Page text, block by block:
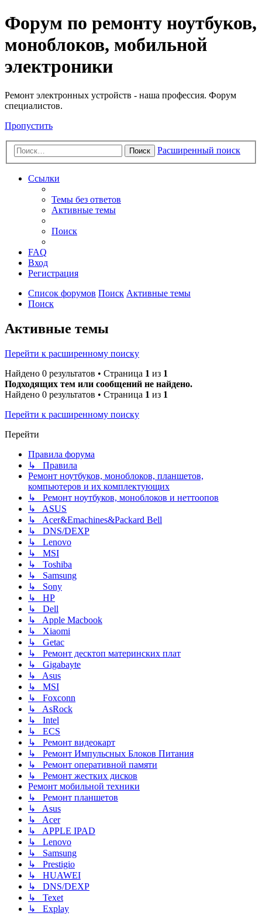
Регистрация
Форум по ремонту ноутбуков,
моноблоков, мобильной
электроники
Ремонт электронных устройств - наша профессия. Форум
специалистов.
Пропустить
Поиск Расширенный поиск
Ссылки
Темы без ответов
Активные темы
Поиск
FAQ
Вход
Регистрация
Список форумов Поиск Активные темы
Поиск
Активные темы
Перейти к расширенному поиску
Найдено 0 результатов • Страница 1 из 1
Подходящих тем или сообщений не найдено.
Найдено 0 результатов • Страница 1 из 1
Перейти к расширенному поиску
Перейти
Правила форума
↳ Правила
Ремонт ноутбуков, моноблоков, планшетов,
компьютеров и их комплектующих
↳ Ремонт ноутбуков, моноблоков и неттоопов
↳ ASUS
↳ Acer&Emachines&Packard Bell
↳ DNS/DEXP
↳ Lenovo
↳ MSI
↳ Toshiba
↳ Samsung
↳ Sony
↳ HP
↳ Dell
↳ Apple Macbook
↳ Xiaomi
↳ Getac
↳ Ремонт десктоп материнских плат
↳ Gigabayte
↳ Asus
↳ MSI
↳ Foxconn
↳ AsRock
↳ Intel
↳ ECS
↳ Ремонт видеокарт
↳ Ремонт Импульсных Блоков Питания
↳ Ремонт оперативной памяти
↳ Ремонт жестких дисков
Ремонт мобильной техники
↳ Ремонт планшетов
↳ Asus
↳ Acer
↳ APPLE IPAD
↳ Lenovo
↳ Samsung
↳ Prestigio
↳ HUAWEI
↳ DNS/DEXP
↳ Texet
↳ Explay